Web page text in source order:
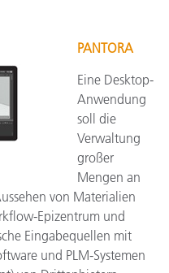
PANTORA
Eine Desktop-
Anwendung
soll die
Verwaltung
großer
Mengen an
von Materialien
Epizentrum und
Eingabequellen mit
und PLM-Systemen